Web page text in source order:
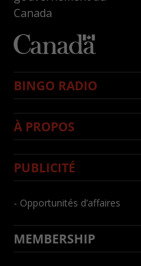
Canada
BINGO RADIO
À PROPOS
PUBLICITÉ
- Opportunités d’affaires
MEMBERSHIP